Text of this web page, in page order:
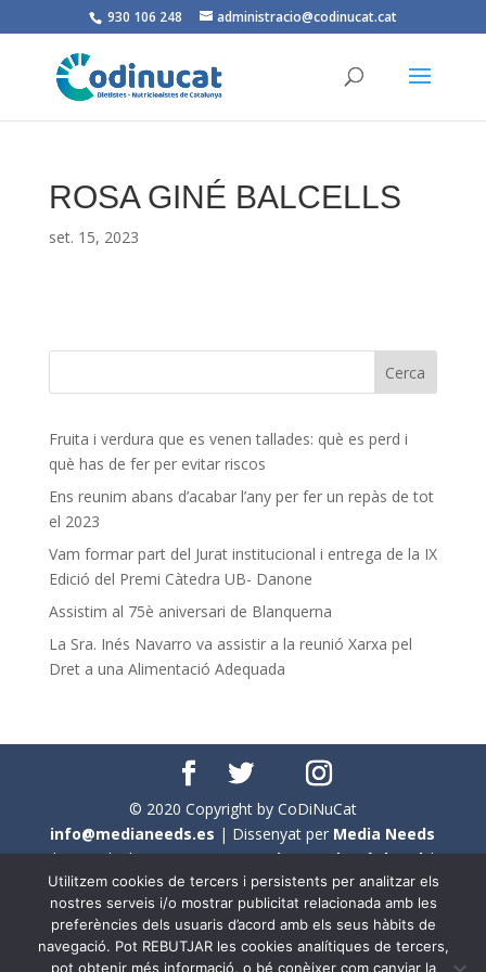
930 106 248 administracio@codinucat.cat
ROSA GINÉ BALCELLS
set. 15, 2023
Fruita i verdura que es venen tallades: què es perd i
què has de fer per evitar riscos
Ens reunim abans d’acabar l’any per fer un repàs de tot
el 2023
Vam formar part del Jurat institucional i entrega de la IX
Edició del Premi Càtedra UB- Danone
Assistim al 75è aniversari de Blanquerna
La Sra. Inés Navarro va assistir a la reunió Xarxa pel
Dret a una Alimentació Adequada
© 2020 Copyright by CoDiNuCat
info@medianeeds.es | Dissenyat per Media Needs
| Tots els drets reservats aCoDiNuCat |Avís legal|
Avís per cookies
En aquest web s'ha tingut en compte l'ús no sexista del
llenguatge. No obstant això, i a causa de la seva
Utilitzem cookies de tercers i persistents per analitzar els
nostres serveis i/o mostrar publicitat relacionada amb les
preferències dels usuaris d’acord amb els seus hàbits de
navegació. Pot REBUTJAR les cookies analítiques de tercers,
pot obtenir més informació, o bé conèixer com canviar la